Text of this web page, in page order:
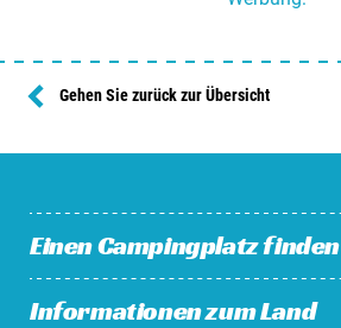
Gehen Sie zurück zur Übersicht
Einen Campingplatz finden
Campingplätze in den Niederlanden
Informationen zum Land